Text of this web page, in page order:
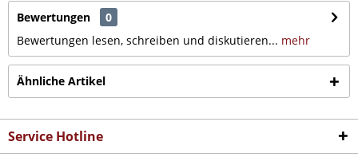
Bewertungen
0
Bewertungen lesen, schreiben und diskutieren... mehr
Ähnliche Artikel
Service Hotline